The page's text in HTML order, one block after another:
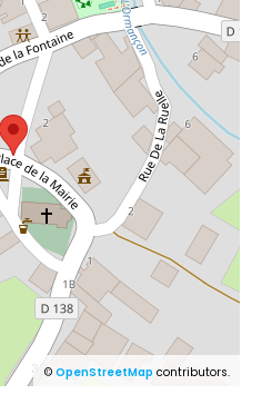
© OpenStreetMap contributors.